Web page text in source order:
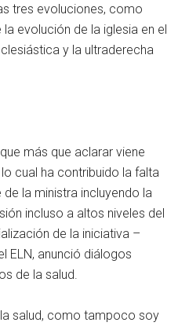
tres evoluciones, como
evolución de la iglesia en el
y la ultraderecha
más que aclarar viene
cual ha contribuido la falta
la ministra incluyendo la
incluso a altos niveles del
de la iniciativa –
ELN, anunció diálogos
de la salud.
salud, como tampoco soy